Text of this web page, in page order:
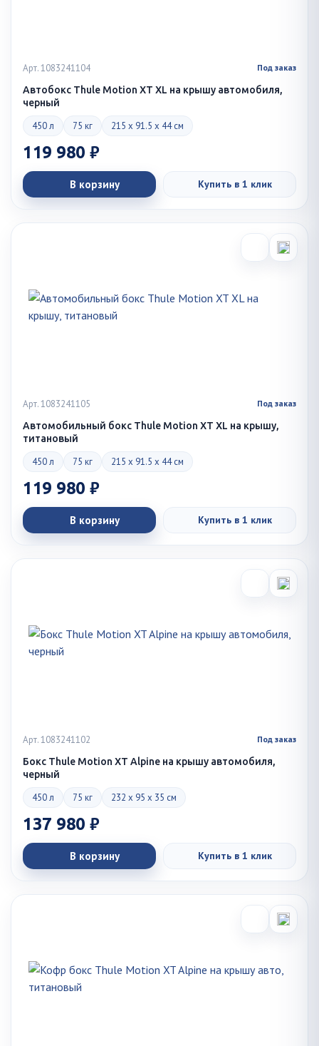
Арт. 1083241104 Под заказ
Автобокс Thule Motion XT XL на крышу автомобиля,
черный
450 л 75 кг 215 x 91.5 x 44 см
119 980 ₽
В корзину Купить в 1 клик
Арт. 1083241105 Под заказ
Автомобильный бокс Thule Motion XT XL на крышу,
титановый
450 л 75 кг 215 x 91.5 x 44 см
119 980 ₽
В корзину Купить в 1 клик
Арт. 1083241102 Под заказ
Бокс Thule Motion XT Alpine на крышу автомобиля,
черный
450 л 75 кг 232 x 95 x 35 см
137 980 ₽
В корзину Купить в 1 клик